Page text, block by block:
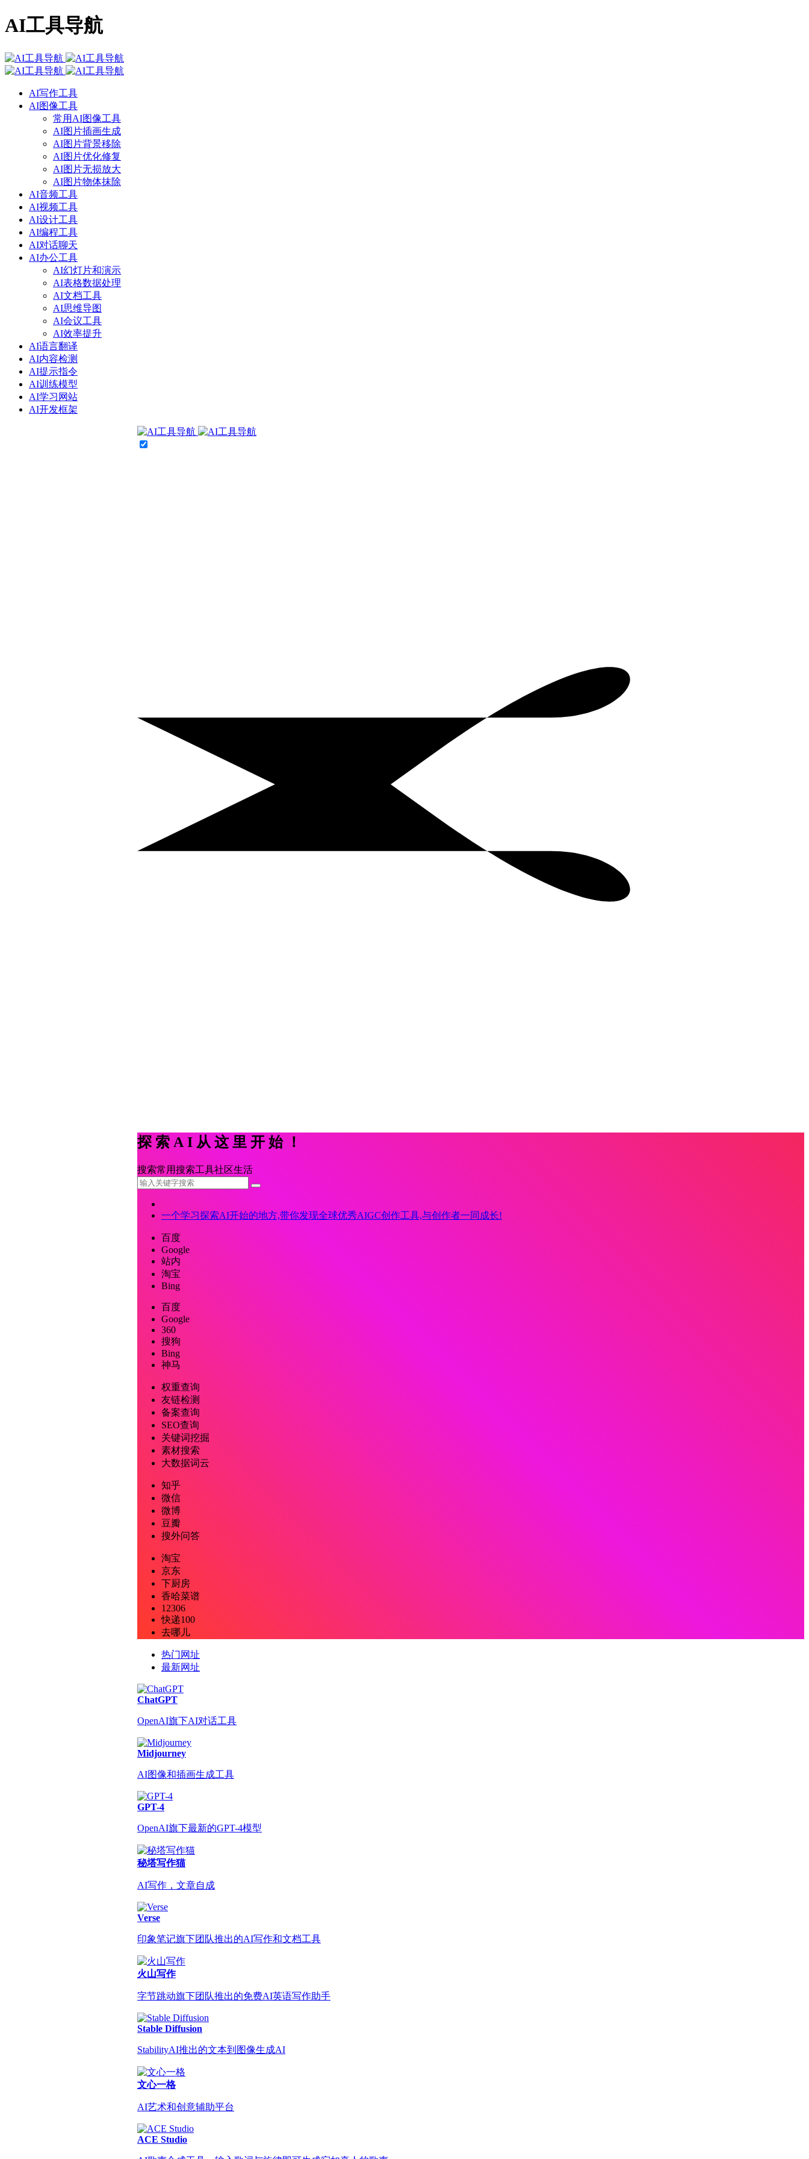
AI工具导航
AI写作工具
AI图像工具
常用AI图像工具
AI图片插画生成
AI图片背景移除
AI图片优化修复
AI图片无损放大
AI图片物体抹除
AI音频工具
AI视频工具
AI设计工具
AI编程工具
AI对话聊天
AI办公工具
AI幻灯片和演示
AI表格数据处理
AI文档工具
AI思维导图
AI会议工具
AI效率提升
AI语言翻译
AI内容检测
AI提示指令
AI训练模型
AI学习网站
AI开发框架
探索AI从这里开始！
搜索常用搜索工具社区生活
一个学习探索AI开始的地方,带你发现全球优秀AIGC创作工具,与创作者一同成长!
百度
Google
站内
淘宝
Bing
百度
Google
360
搜狗
Bing
神马
权重查询
友链检测
备案查询
SEO查询
关键词挖掘
素材搜索
大数据词云
知乎
微信
微博
豆瓣
搜外问答
淘宝
京东
下厨房
香哈菜谱
12306
快递100
去哪儿
热门网址
最新网址
ChatGPT
OpenAI旗下AI对话工具
Midjourney
AI图像和插画生成工具
GPT-4
OpenAI旗下最新的GPT-4模型
秘塔写作猫
AI写作，文章自成
Verse
印象笔记旗下团队推出的AI写作和文档工具
火山写作
字节跳动旗下团队推出的免费AI英语写作助手
Stable Diffusion
StabilityAI推出的文本到图像生成AI
文心一格
AI艺术和创意辅助平台
ACE Studio